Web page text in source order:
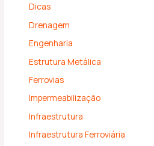
Dicas
Drenagem
Engenharia
Estrutura Metálica
Ferrovias
Impermeabilização
Infraestrutura
Infraestrutura Ferroviária